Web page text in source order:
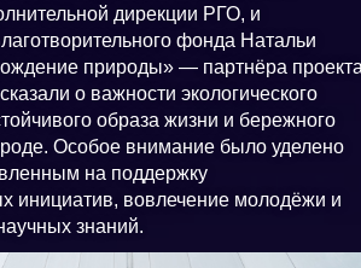
дирекции РГО, и
фонда Натальи
природы» — партнёра
о важности экологического
образа жизни и бережного
Особое внимание было уделено
на поддержку
инициатив, вовлечение молодёжи и
знаний.